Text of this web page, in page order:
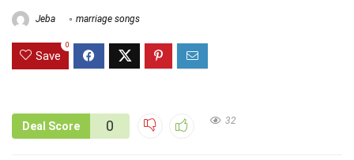
Jeba marriage songs
Save
0
Deal Score 0 32